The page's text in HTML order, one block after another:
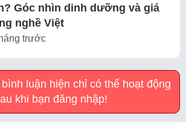
Góc nhìn dinh dưỡng và giá
nghề Việt
trước
luận hiện chỉ có thể hoạt động
khi bạn đăng nhập!